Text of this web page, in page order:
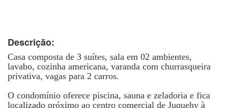
Descrição:
Casa composta de 3 suítes, sala em 02 ambientes,
lavabo, cozinha americana, varanda com churrasqueira
privativa, vagas para 2 carros.
O condomínio oferece piscina, sauna e zeladoria e fica
localizado próximo ao centro comercial de Juquehy à